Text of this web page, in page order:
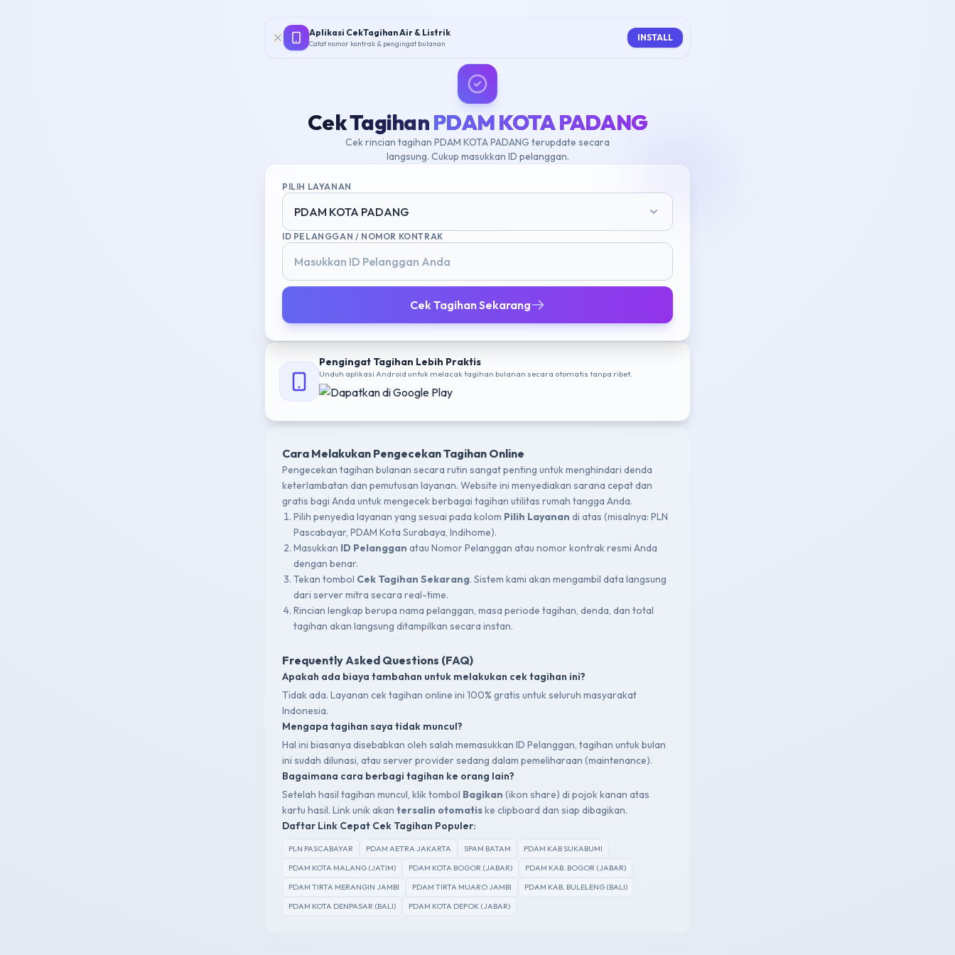
Aplikasi CekTagihan Air & Listrik
Catat nomor kontrak & pengingat bulanan
INSTALL
Cek TagihanPDAM KOTA PADANG
Cek rincian tagihan PDAM KOTA PADANG terupdate secara
langsung. Cukup masukkan ID pelanggan.
PILIH LAYANAN
PDAM KOTA PADANG
ID PELANGGAN / NOMOR KONTRAK
Cek Tagihan Sekarang
Pengingat Tagihan Lebih Praktis
Unduh aplikasi Android untuk melacak tagihan bulanan secara otomatis tanpa ribet.
Cara Melakukan Pengecekan Tagihan Online
Pengecekan tagihan bulanan secara rutin sangat penting untuk menghindari denda
keterlambatan dan pemutusan layanan. Website ini menyediakan sarana cepat dan
gratis bagi Anda untuk mengecek berbagai tagihan utilitas rumah tangga Anda.
Pilih penyedia layanan yang sesuai pada kolom Pilih Layanan di atas (misalnya: PLN
Pascabayar, PDAM Kota Surabaya, Indihome).
Masukkan ID Pelanggan atau Nomor Pelanggan atau nomor kontrak resmi Anda
dengan benar.
Tekan tombol Cek Tagihan Sekarang. Sistem kami akan mengambil data langsung
dari server mitra secara real-time.
Rincian lengkap berupa nama pelanggan, masa periode tagihan, denda, dan total
tagihan akan langsung ditampilkan secara instan.
Frequently Asked Questions (FAQ)
Apakah ada biaya tambahan untuk melakukan cek tagihan ini?
Tidak ada. Layanan cek tagihan online ini 100% gratis untuk seluruh masyarakat
Indonesia.
Mengapa tagihan saya tidak muncul?
Hal ini biasanya disebabkan oleh salah memasukkan ID Pelanggan, tagihan untuk bulan
ini sudah dilunasi, atau server provider sedang dalam pemeliharaan (maintenance).
Bagaimana cara berbagi tagihan ke orang lain?
Setelah hasil tagihan muncul, klik tombol Bagikan (ikon share) di pojok kanan atas
kartu hasil. Link unik akan tersalin otomatiske clipboard dan siap dibagikan.
Daftar Link Cepat Cek Tagihan Populer:
PLN PASCABAYAR PDAM AETRA JAKARTA SPAM BATAM
PDAM KAB SUKABUMI
PDAM KOTA MALANG (JATIM)
PDAM KOTA BOGOR (JABAR)
PDAM KAB. BOGOR (JABAR)
PDAM TIRTA MERANGIN JAMBI
PDAM TIRTA MUARO JAMBI
PDAM KAB. BULELENG (BALI)
PDAM KOTA DENPASAR (BALI)
PDAM KOTA DEPOK (JABAR)